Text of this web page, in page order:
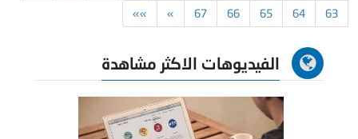
63
64
65
66
67
»
»»
الفيديوهات الاكثر مشاهدة